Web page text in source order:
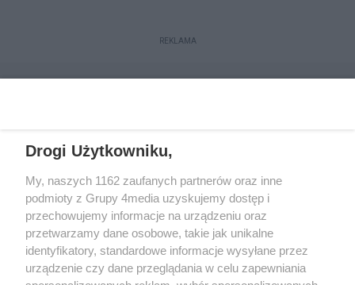
REKLAMA
Reklama Kontakt Regulamin
Dystrybucja
Regulamin prenumeraty
Polityka Prywatności
Drogi Użytkowniku,
My, naszych 1162 zaufanych partnerów oraz inne
podmioty z Grupy 4media uzyskujemy dostęp i
przechowujemy informacje na urządzeniu oraz
przetwarzamy dane osobowe, takie jak unikalne
identyfikatory, standardowe informacje wysyłane przez
urządzenie czy dane przeglądania w celu zapewniania